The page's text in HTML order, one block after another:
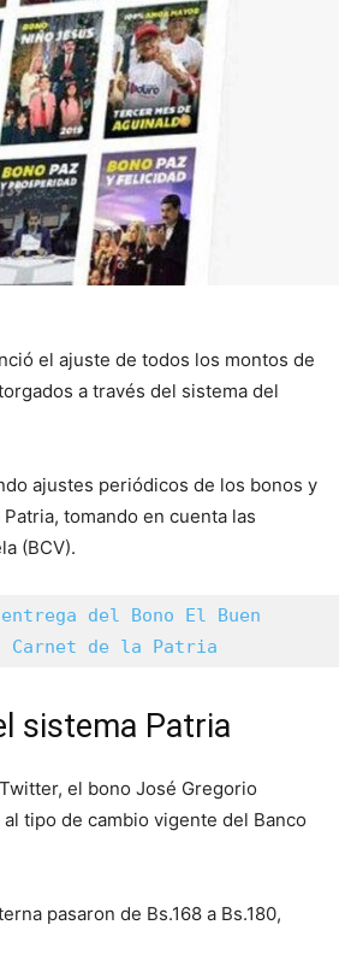
el ajuste de todos los montos de
a través del sistema del
ajustes periódicos de los bonos y
tomando en cuenta las
(BCV).
del Bono El Buen
Carnet de la Patria
sistema Patria
el bono José Gregorio
tipo de cambio vigente del Banco
pasaron de Bs.168 a Bs.180,